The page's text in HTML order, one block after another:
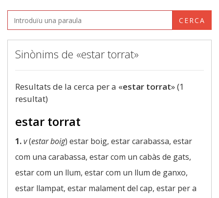
CERCA
Sinònims de «estar torrat»
Resultats de la cerca per a «estar torrat» (1
resultat)
estar torrat
1.v(estar boig) estar boig, estar carabassa, estar
com una carabassa, estar com un cabàs de gats,
estar com un llum, estar com un llum de ganxo,
estar llampat, estar malament del cap, estar per a